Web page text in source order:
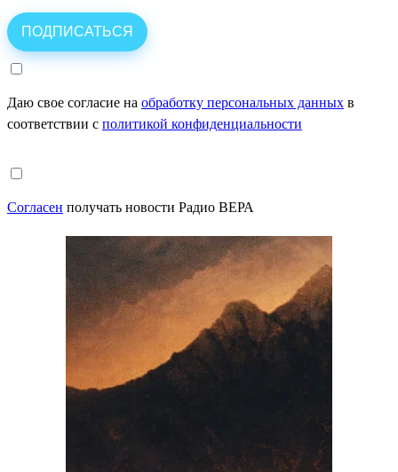
Даю свое согласие на обработку персональных данных в
соответствии с политикой конфиденциальности
Согласен получать новости Радио ВЕРА